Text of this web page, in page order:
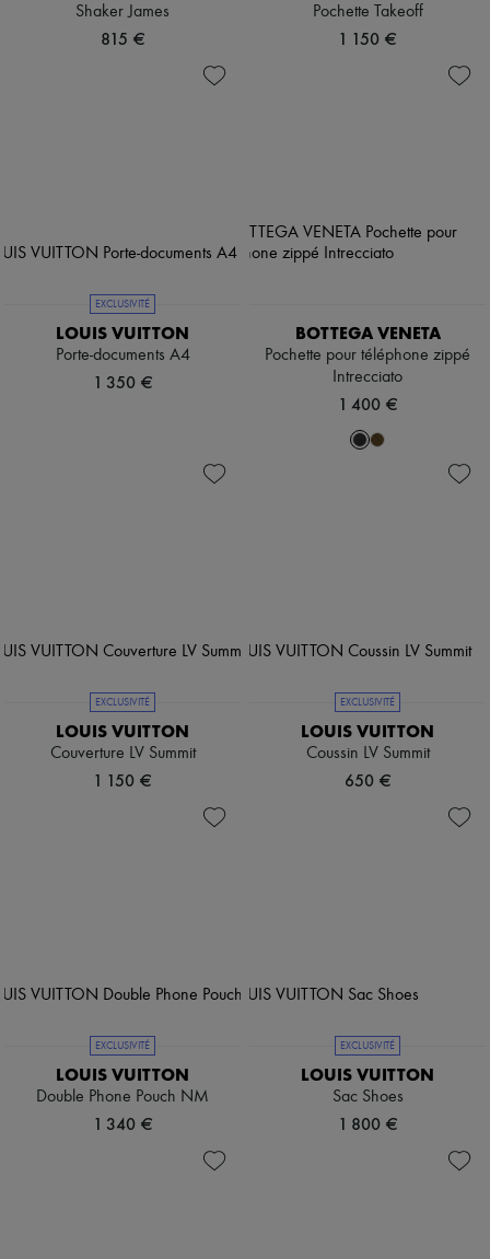
Shaker James
815 €
Pochette Takeoff
1 150 €
EXCLUSIVITÉ
LOUIS VUITTON
Porte-documents A4
1 350 €
BOTTEGA VENETA
Pochette pour téléphone zippé
Intrecciato
1 400 €
EXCLUSIVITÉ
LOUIS VUITTON
Couverture LV Summit
1 150 €
EXCLUSIVITÉ
LOUIS VUITTON
Coussin LV Summit
650 €
EXCLUSIVITÉ
LOUIS VUITTON
Double Phone Pouch NM
1 340 €
EXCLUSIVITÉ
LOUIS VUITTON
Sac Shoes
1 800 €